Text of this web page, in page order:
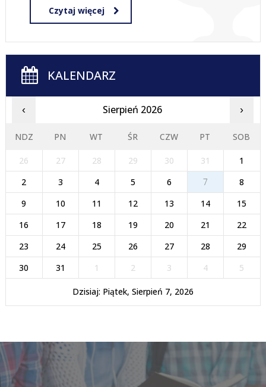
Czytaj więcej
KALENDARZ
‹ Sierpień 2026 ›
NDZ PN WT ŚR CZW PT SOB
26 27 28 29 30 31
1
2
3 4 5 6 7
8
9
10 11 12 13 14
15
16
17 18 19 20 21
22
23
24 25 26 27 28
29
30
31 1 2 3 4 5
Dzisiaj: Piątek, Sierpień 7, 2026